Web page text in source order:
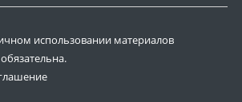
использовании материалов